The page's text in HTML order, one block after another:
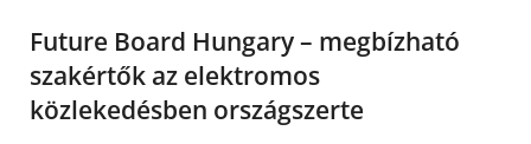
Future Board Hungary – megbízható
szakértők az elektromos
közlekedésben országszerte